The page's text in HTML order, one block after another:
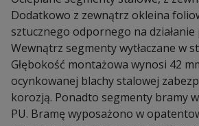
Dodatkowo z zewnątrz okleina
sztucznego odpornego na działanie
Wewnątrz segmenty wytłaczane w
Głębokość montażowa wynosi 42
ocynkowanej blachy stalowej
korozją. Ponadto segmenty bramy
PU. Bramę wyposażono w